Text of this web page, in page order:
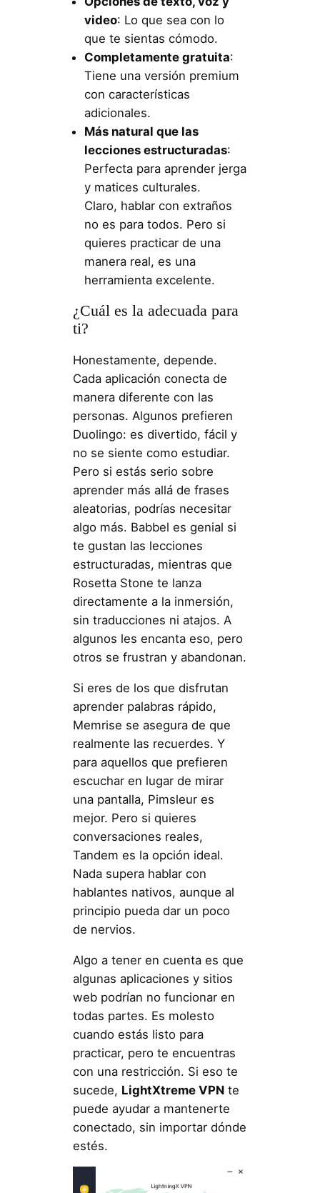
video: Lo que sea con lo
que te sientas cómodo.
Completamente gratuita:
Tiene una versión premium
con características
adicionales.
Más natural que las
lecciones estructuradas:
Perfecta para aprender jerga
y matices culturales.
Claro, hablar con extraños
no es para todos. Pero si
quieres practicar de una
manera real, es una
herramienta excelente.
¿Cuál es la adecuada para
ti?
Honestamente, depende.
Cada aplicación conecta de
manera diferente con las
personas. Algunos prefieren
Duolingo: es divertido, fácil y
no se siente como estudiar.
Pero si estás serio sobre
aprender más allá de frases
aleatorias, podrías necesitar
algo más. Babbel es genial si
te gustan las lecciones
estructuradas, mientras que
Rosetta Stone te lanza
directamente a la inmersión,
sin traducciones ni atajos. A
algunos les encanta eso, pero
otros se frustran y abandonan.
Si eres de los que disfrutan
aprender palabras rápido,
Memrise se asegura de que
realmente las recuerdes. Y
para aquellos que prefieren
escuchar en lugar de mirar
una pantalla, Pimsleur es
mejor. Pero si quieres
conversaciones reales,
Tandem es la opción ideal.
Nada supera hablar con
hablantes nativos, aunque al
principio pueda dar un poco
de nervios.
Algo a tener en cuenta es que
algunas aplicaciones y sitios
web podrían no funcionar en
todas partes. Es molesto
cuando estás listo para
practicar, pero te encuentras
con una restricción. Si eso te
sucede, LightXtreme VPNte
puede ayudar a mantenerte
conectado, sin importar dónde
estés.